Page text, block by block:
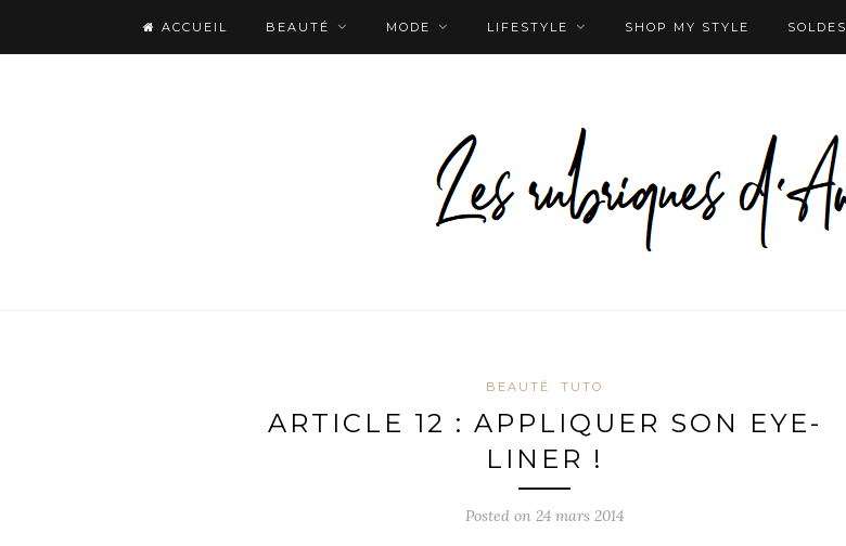
ACCUEIL BEAUTÉ MODE LIFESTYLE SHOP MY STYLE SOLDES
BEAUTÉ TUTO
ARTICLE 12 : APPLIQUER SON EYE-
LINER !
Posted on 24 mars 2014